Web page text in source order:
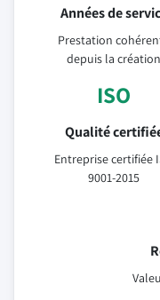
Années de
Prestation
depuis la création
ISO
Qualité
Entreprise certifiée
9001-2015